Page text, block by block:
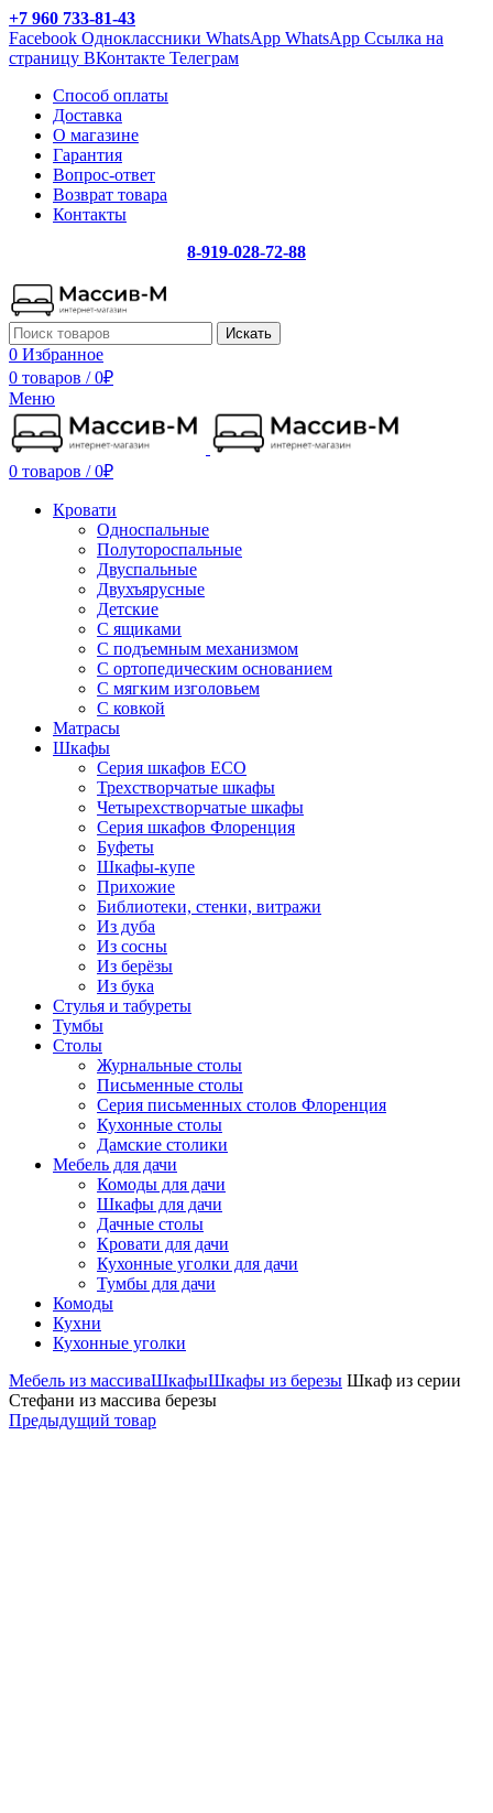
+7 960 733-81-43
Facebook Одноклассники WhatsApp WhatsApp Ссылка на
страницу ВКонтакте Телеграм
Способ оплаты
Доставка
О магазине
Гарантия
Вопрос-ответ
Возврат товара
Контакты
8-919-028-72-88
Искать
0 Избранное
0 товаров / 0₽
Меню
0 товаров / 0₽
Кровати
Односпальные
Полутороспальные
Двуспальные
Двухъярусные
Детские
С ящиками
С подъемным механизмом
С ортопедическим основанием
С мягким изголовьем
С ковкой
Матрасы
Шкафы
Серия шкафов ECO
Трехстворчатые шкафы
Четырехстворчатые шкафы
Серия шкафов Флоренция
Буфеты
Шкафы-купе
Прихожие
Библиотеки, стенки, витражи
Из дуба
Из сосны
Из берёзы
Из бука
Стулья и табуреты
Тумбы
Столы
Журнальные столы
Письменные столы
Серия письменных столов Флоренция
Кухонные столы
Дамские столики
Мебель для дачи
Комоды для дачи
Шкафы для дачи
Дачные столы
Кровати для дачи
Кухонные уголки для дачи
Тумбы для дачи
Комоды
Кухни
Кухонные уголки
Мебель из массиваШкафыШкафы из березы Шкаф из серии
Стефани из массива березы
Предыдущий товар